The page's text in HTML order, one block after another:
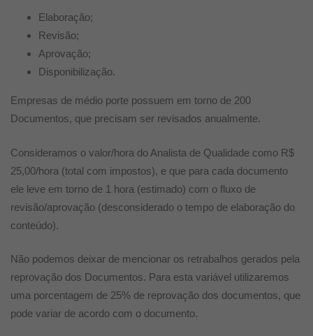
Elaboração;
Revisão;
Aprovação;
Disponibilização.
Empresas de médio porte possuem em torno de 200
Documentos, que precisam ser revisados anualmente.
Consideramos o valor/hora do Analista de Qualidade como R$
25,00/hora (total com impostos), e que para cada documento
ele leve em torno de 1 hora (estimado) com o fluxo de
revisão/aprovação (desconsiderado o tempo de elaboração do
conteúdo).
Não podemos deixar de mencionar os retrabalhos gerados pela
reprovação dos Documentos. Para esta variável utilizaremos
uma porcentagem de 25% de reprovação dos documentos, que
pode variar de acordo com o documento.